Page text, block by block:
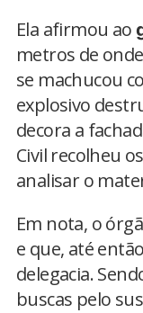
Ela afirmou ao
metros de
se machucou
explosivo
decora a
Civil recolheu
analisar o
Em nota, o
e que, até
delegacia.
buscas pelo